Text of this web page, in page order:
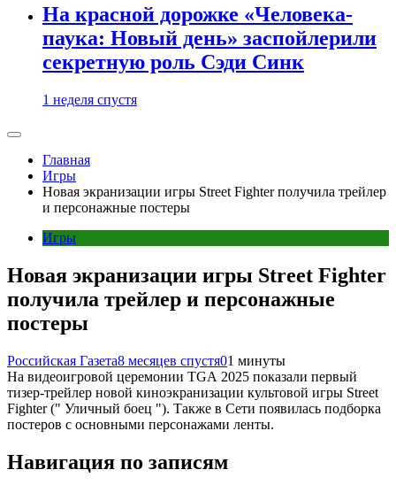
На красной дорожке «Человека-
паука: Новый день» заспойлерили
секретную роль Сэди Синк
1 неделя спустя
Главная
Игры
Новая экранизации игры Street Fighter получила трейлер
и персонажные постеры
Игры
Новая экранизации игры Street Fighter
получила трейлер и персонажные
постеры
Российская Газета8 месяцев спустя01 минуты
На видеоигровой церемонии TGA 2025 показали первый
тизер-трейлер новой киноэкранизации культовой игры Street
Fighter (" Уличный боец "). Также в Сети появилась подборка
постеров с основными персонажами ленты.
Навигация по записям